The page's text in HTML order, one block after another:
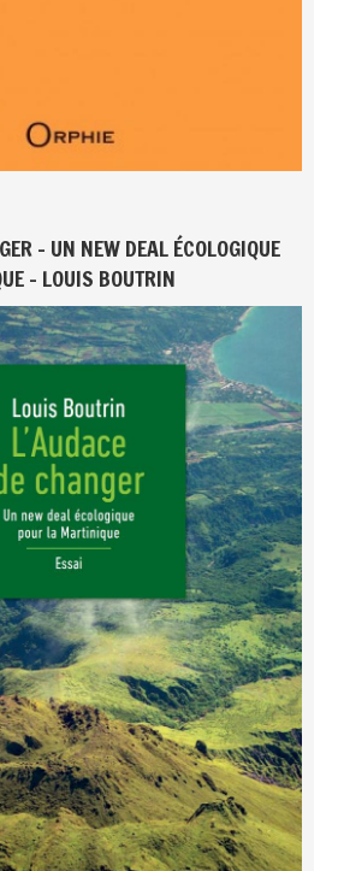
- UN NEW DEAL ÉCOLOGIQUE
- LOUIS BOUTRIN